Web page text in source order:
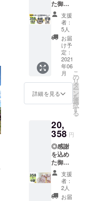
へ、私
たちが
支援者
の皆様
に代
わって
その気
持ちを
お届け
しま
す！ ◎
感謝を
◎358研
究会
会員証
（応援
してく
ださる
皆さん
は358研
究員で
す！）
会員証
（応援
してく
ださる
皆さん
は358研
究員で
す！）
※指定住
所へ発
送いた
しま
※日本酒
4合瓶
l）×3
本、感
謝のお
手紙、
358研究
会会員
証がお
た御礼
のお手
紙
◎358研
究会
会員証
（応援
してく
ださる
皆さん
は358研
究員で
す！）
マル
「358」
1年分
（24
袋） ◎
御稲プ
ライマ
ル「木
樽生味
噌」1
支援
者：
5人
お届
け予
定：
2021
年06
月
詳細を見る
こ
の
リ
タ
ー
ン
を
選
択
す
る
20,
358 円
◎感謝
を込め
た御礼
のお手
紙
◎358研
究会
支援
者：
2人
お届